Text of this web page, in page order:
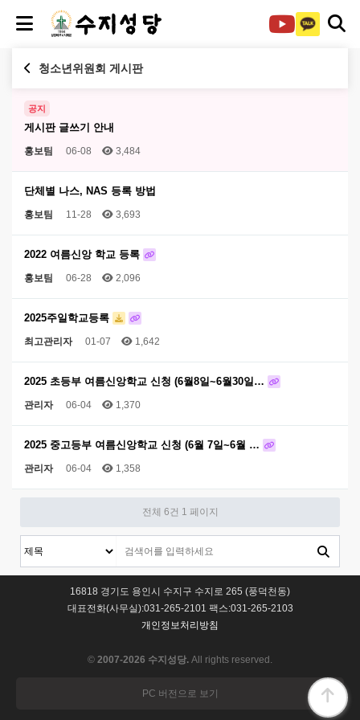
청소년위원회 게시판
공지
게시판 글쓰기 안내
홍보팀 06-08 3,484
단체별 나스, NAS 등록 방법
홍보팀 11-28 3,693
2022 여름신앙 학교 등록
홍보팀 06-28 2,096
2025주일학교등록
최고관리자 01-07 1,642
2025 초등부 여름신앙학교 신청 (6월8일~6월30일…
관리자 06-04 1,370
2025 중고등부 여름신앙학교 신청 (6월 7일~6월 …
관리자 06-04 1,358
전체 6건 1 페이지
16818 경기도 용인시 수지구 수지로 265 (풍덕천동)
대표전화(사무실):031-265-2101 팩스:031-265-2103
개인정보처리방침
© 2007-2026 수지성당. All rights reserved.
PC 버전으로 보기